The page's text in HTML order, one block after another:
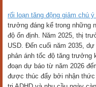
rối loạn tăng động giảm chú ý
trưởng đáng kể trong những
độ ổn định. Năm 2025, thị
USD. Đến cuối năm 2035,
phản ánh tốc độ tăng trưởng
đoạn dự báo từ năm 2026
được thúc đẩy bởi nhận thức